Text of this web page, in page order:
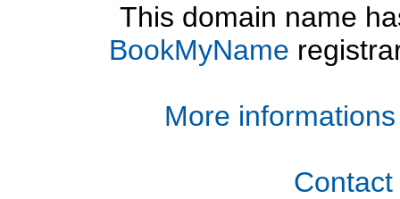
This domain name
BookMyName
More